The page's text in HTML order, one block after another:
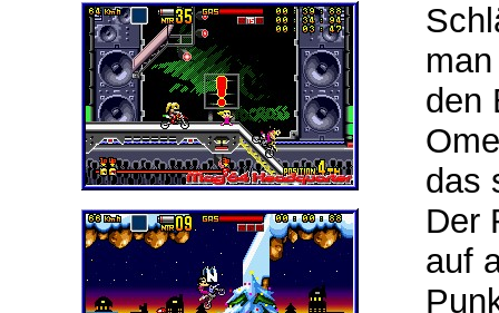
den
das
Der
auf